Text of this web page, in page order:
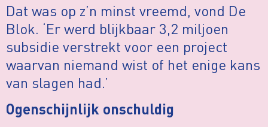
Dat was op z’n minst vreemd, vond De
Blok. ‘Er werd blijkbaar 3,2 miljoen
subsidie verstrekt voor een project
waarvan niemand wist of het enige kans
van slagen had.’
Ogenschijnlijk onschuldig